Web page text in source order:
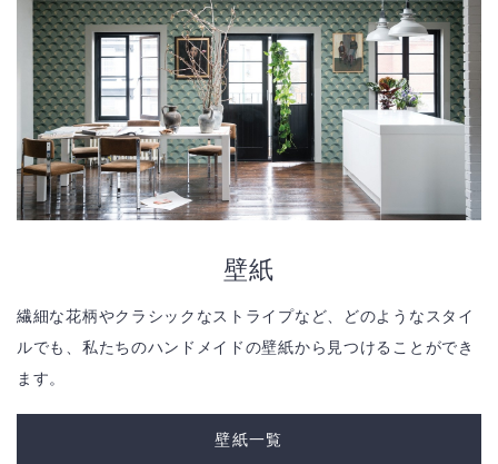
壁紙
繊細な花柄やクラシックなストライプなど、どのようなスタイ
ルでも、私たちのハンドメイドの壁紙から見つけることができ
ます。
壁紙一覧